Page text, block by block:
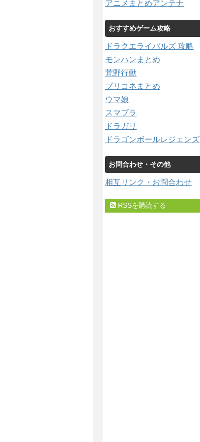
アニメまとめアンテナ
おすすめゲーム攻略
ドラクエライバルズ 攻略
モンハンまとめ
荒野行動
プリコネまとめ
ウマ娘
スマブラ
ドラガリ
ドラゴンボールレジェンズ
お問合わせ・その他
相互リンク・お問合わせ
RSSを購読する